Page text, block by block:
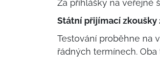
Za přihlášky na veřejné
Státní přijímací zkoušky
Testování proběhne na
řádných termínech.